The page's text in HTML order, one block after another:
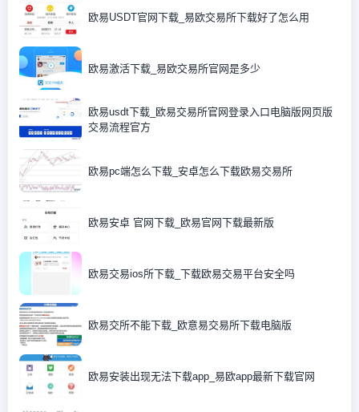
欧易USDT官网下载_易欧交易所下载好了怎么用
欧易激活下载_易欧交易所官网是多少
欧易usdt下载_欧易交易所官网登录入口电脑版网页版
交易流程官方
欧易pc端怎么下载_安卓怎么下载欧易交易所
欧易安卓 官网下载_欧易官网下载最新版
欧易交易ios所下载_下载欧易交易平台安全吗
欧易交所不能下载_欧意易交易所下载电脑版
欧易安装出现无法下载app_易欧app最新下载官网